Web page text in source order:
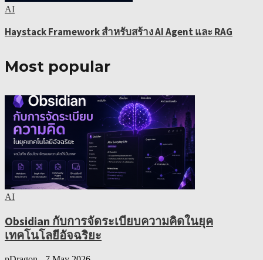
AI
Haystack Framework สำหรับสร้าง AI Agent และ RAG
Most popular
AI
Obsidian กับการจัดระเบียบความคิดในยุค
เทคโนโลยีอัจฉริยะ